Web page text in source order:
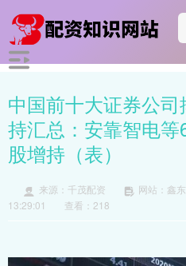
中国前十大证券公
持汇总：安靠智电
股增持（表）
来源：千茂配资 网站：鑫
13:29:01
查看：218